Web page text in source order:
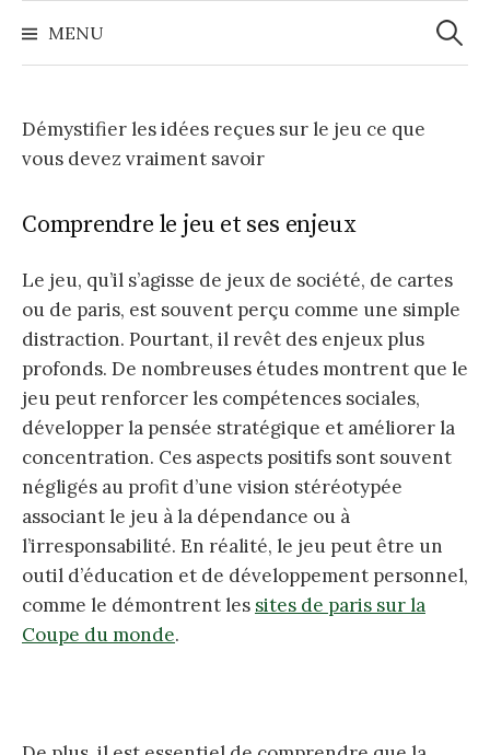
inhoud
springen
MENU
Zoeken
naar:
Démystifier les idées reçues sur le jeu ce que
vous devez vraiment savoir
Comprendre le jeu et ses enjeux
Le jeu, qu’il s’agisse de jeux de société, de cartes
ou de paris, est souvent perçu comme une simple
distraction. Pourtant, il revêt des enjeux plus
profonds. De nombreuses études montrent que le
jeu peut renforcer les compétences sociales,
développer la pensée stratégique et améliorer la
concentration. Ces aspects positifs sont souvent
négligés au profit d’une vision stéréotypée
associant le jeu à la dépendance ou à
l’irresponsabilité. En réalité, le jeu peut être un
outil d’éducation et de développement personnel,
comme le démontrent les sites de paris sur la
Coupe du monde.